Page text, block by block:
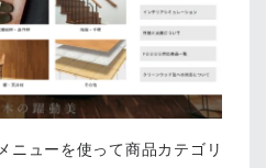
ニューを使って商品カテゴリ